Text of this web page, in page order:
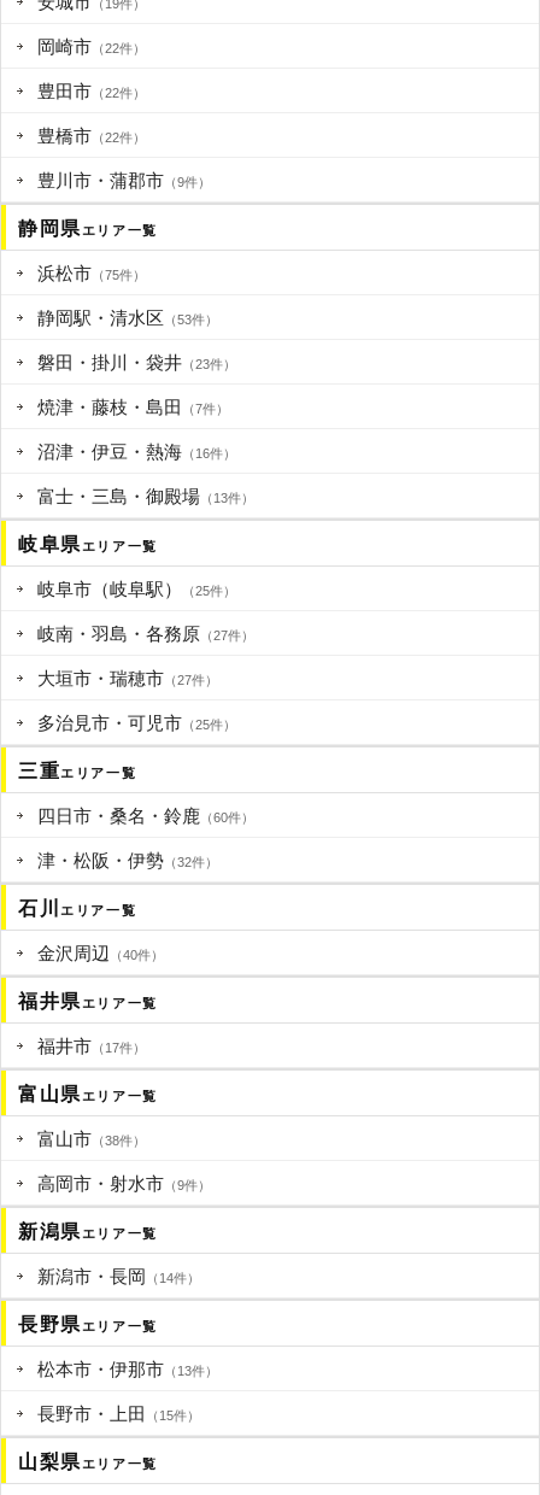
（19件）
岡崎市 （22件）
豊田市 （22件）
豊橋市 （22件）
豊川市・蒲郡市 （9件）
静岡県エリア一覧
浜松市 （75件）
静岡駅・清水区 （53件）
磐田・掛川・袋井 （23件）
焼津・藤枝・島田 （7件）
沼津・伊豆・熱海 （16件）
富士・三島・御殿場 （13件）
岐阜県エリア一覧
岐阜市（岐阜駅） （25件）
岐南・羽島・各務原 （27件）
大垣市・瑞穂市 （27件）
多治見市・可児市 （25件）
三重エリア一覧
四日市・桑名・鈴鹿 （60件）
津・松阪・伊勢 （32件）
石川エリア一覧
金沢周辺 （40件）
福井県エリア一覧
福井市 （17件）
富山県エリア一覧
富山市 （38件）
高岡市・射水市 （9件）
新潟県エリア一覧
新潟市・長岡 （14件）
長野県エリア一覧
松本市・伊那市 （13件）
長野市・上田 （15件）
山梨県エリア一覧